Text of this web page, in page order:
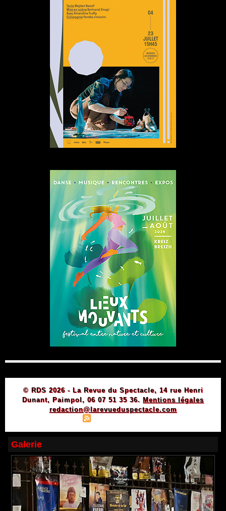
© RDS 2026 - La Revue du Spectacle, 14 rue Henri
Dunant, Paimpol, 06 07 51 35 36. Mentions légales
redaction@larevueduspectacle.com
Galerie